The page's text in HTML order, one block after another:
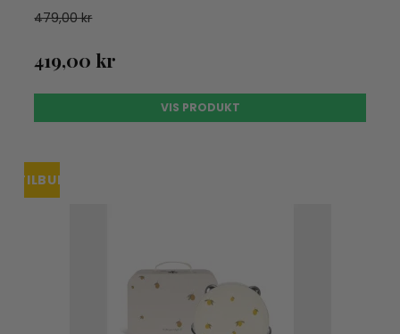
479,00 kr
419,00 kr
VIS PRODUKT
TILBUD